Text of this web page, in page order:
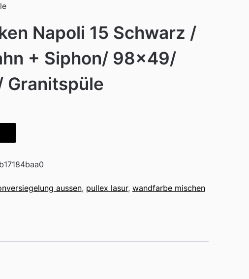
Napoli 15 Schwarz /
+ Siphon/ 98×49/
Granitspüle
aussen, pullex lasur, wandfarbe mischen